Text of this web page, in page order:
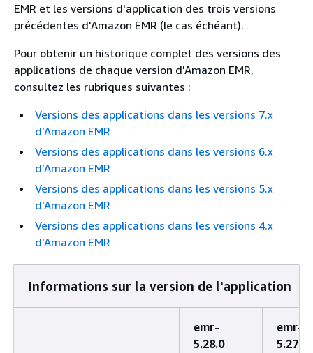
EMR et les versions d'application des trois versions
précédentes d'Amazon EMR (le cas échéant).
Pour obtenir un historique complet des versions des
applications de chaque version d'Amazon EMR,
consultez les rubriques suivantes :
Versions des applications dans les versions 7.x
d’Amazon EMR
Versions des applications dans les versions 6.x
d'Amazon EMR
Versions des applications dans les versions 5.x
d'Amazon EMR
Versions des applications dans les versions 4.x
d'Amazon EMR
Informations sur la version de l'application
emr-
5.28.0
emr-
5.27.1